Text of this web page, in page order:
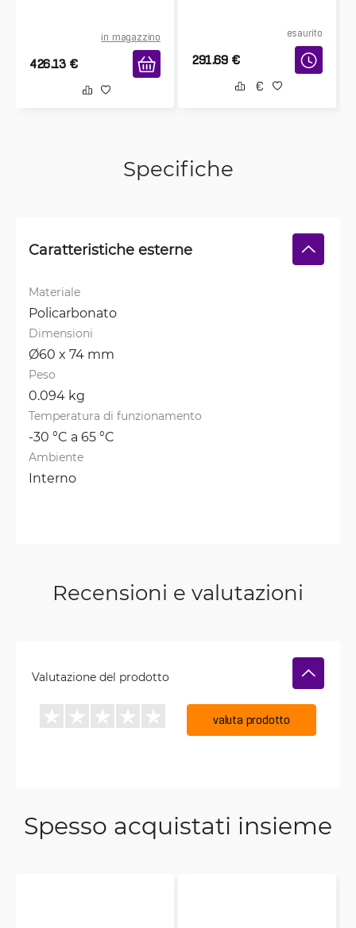
in magazzino
426.13 €
esaurito
291.69 €
Specifiche
Caratteristiche esterne
Materiale
Policarbonato
Dimensioni
Ø60 x 74 mm
Peso
0.094 kg
Temperatura di funzionamento
-30 °C a 65 °C
Ambiente
Interno
Recensioni e valutazioni
Valutazione del prodotto
valuta prodotto
Spesso acquistati insieme